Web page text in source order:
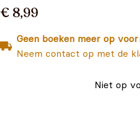
€ 8,99
Geen boeken meer op
Neem contact op met de
Niet op